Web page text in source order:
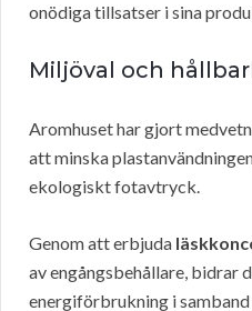
onödiga tillsatser i sina
Miljöval och
Aromhuset har gjort
att minska
ekologiskt fotavtryck.
Genom att erbjuda
av engångsbehållare, bidrar
energiförbrukning i